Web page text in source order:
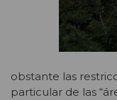
obstante las
particular de las